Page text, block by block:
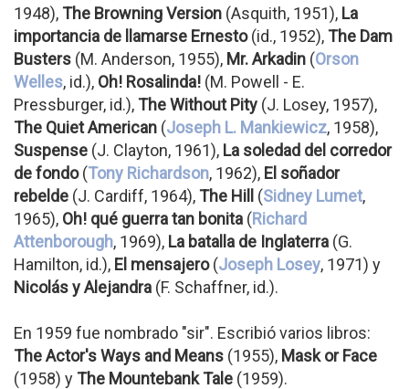
1948), The Browning Version (Asquith, 1951), La
importancia de llamarse Ernesto(id., 1952), The Dam
Busters (M. Anderson, 1955), Mr. Arkadin (Orson
Welles, id.), Oh! Rosalinda! (M. Powell - E.
Pressburger, id.), The Without Pity (J. Losey, 1957),
The Quiet American (Joseph L. Mankiewicz, 1958),
Suspense (J. Clayton, 1961), La soledad del corredor
de fondo(Tony Richardson, 1962), El soñador
rebelde (J. Cardiff, 1964), The Hill (Sidney Lumet,
1965), Oh! qué guerra tan bonita (Richard
Attenborough, 1969), La batalla de Inglaterra (G.
Hamilton, id.), El mensajero(Joseph Losey, 1971) y
Nicolás y Alejandra (F. Schaffner, id.).
En 1959 fue nombrado "sir". Escribió varios libros:
The Actor's Ways and Means (1955), Mask or Face
(1958) y The Mountebank Tale (1959).